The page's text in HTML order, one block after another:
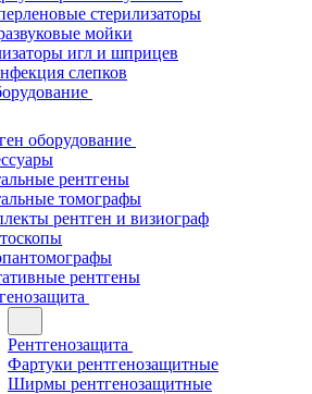
стерилизаторы
мойки
игл и шприцев
слепков
оборудование
рентгены
томографы
рентген и визиограф
рентгены
Рентгенозащита
Фартуки рентгенозащитные
Ширмы рентгенозащитные